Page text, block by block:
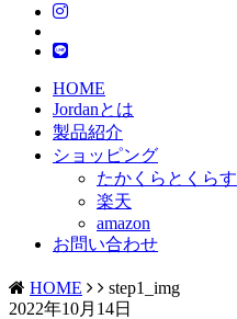
HOME
Jordanとは
製品紹介
ショッピング
たかくらとくらす
楽天
amazon
お問い合わせ
HOME
step1_img
2022年10月14日